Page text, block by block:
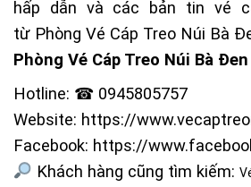
hấp dẫn và các bản tin vé
từ Phòng Vé Cáp Treo Núi Bà
Phòng Vé Cáp Treo Núi Bà Đen
Hotline: ☎ 0945805757
Website: https://
Facebook: https://
Khách hàng cũng tìm kiếm: